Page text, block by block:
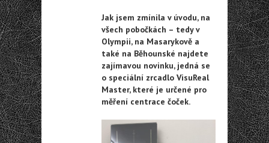
Jak jsem zmínila v úvodu, na
všech pobočkách – tedy v
Olympii, na Masarykově a
také na Běhounské najdete
zajímavou novinku, jedná se
o speciální zrcadlo VisuReal
Master, které je určené pro
měření centrace čoček.